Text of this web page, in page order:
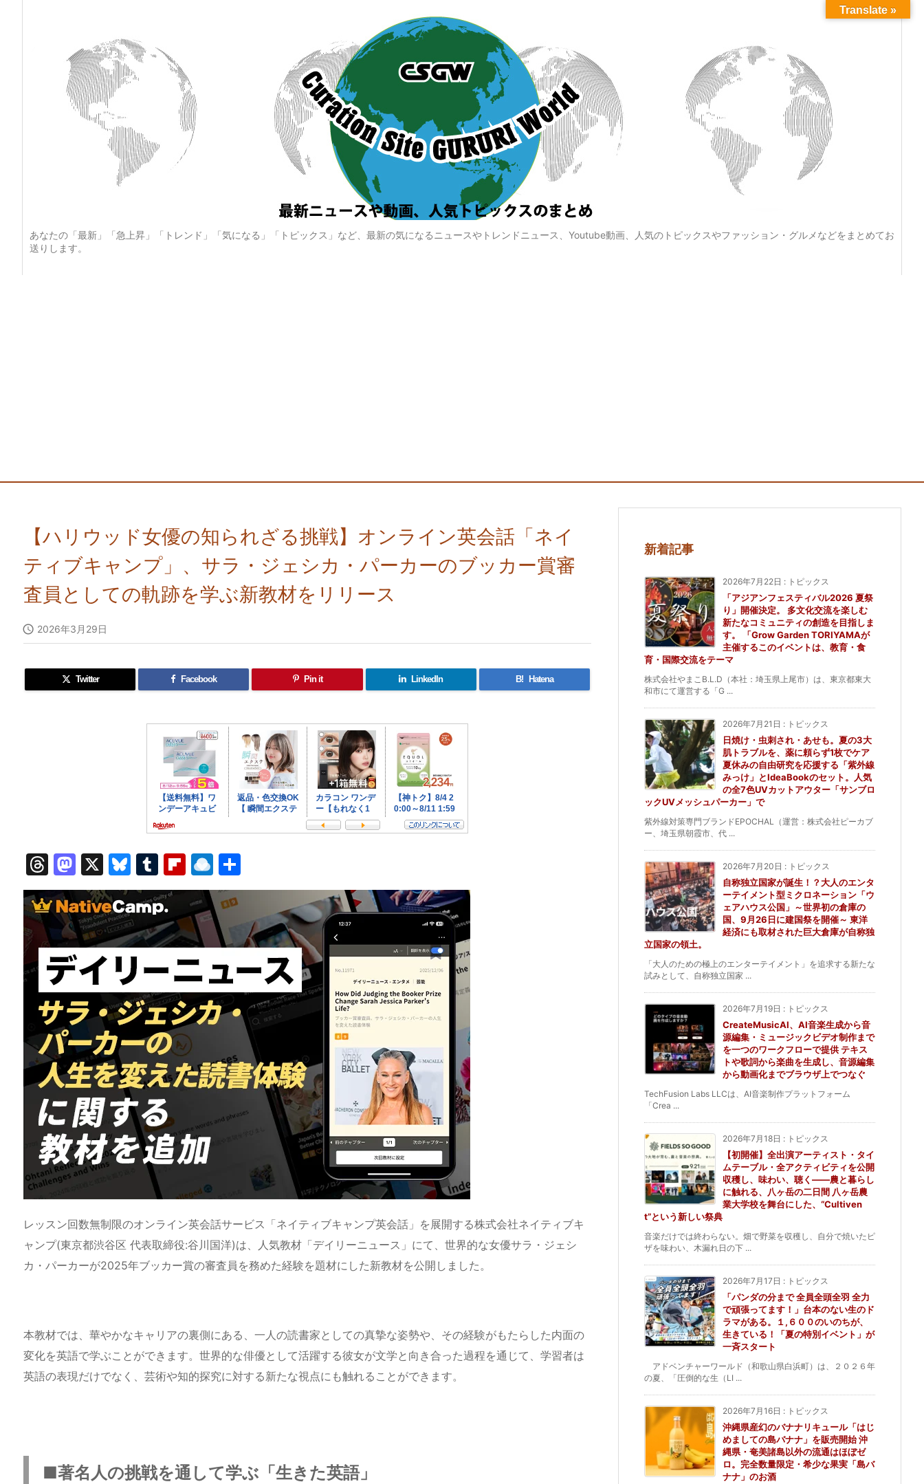
あなたの「最新」「急上昇」「トレンド」「気になる」「トピックス」など、最新の気になるニュースやトレンドニュース、Youtube動画、人気のトピックスやファッション・グルメなどをまとめてお
送りします。
【ハリウッド女優の知られざる挑戦】オンライン英会話「ネイ
ティブキャンプ」、サラ・ジェシカ・パーカーのブッカー賞審
査員としての軌跡を学ぶ新教材をリリース
 2026年3月29日
Twitter Facebook Pin it LinkedIn B! Hatena
T
hr
e
a
d
s
M
a
st
o
d
o
n
X
Bl
u
e
s
k
y
T
u
m
bl
r
Fl
ip
b
o
ar
d
R
ai
n
dr
o
p.
io
有
レッスン回数無制限のオンライン英会話サービス「ネイティブキャンプ英会話」を展開する株式会社ネイティブキ
ャンプ(東京都渋谷区 代表取締役:谷川国洋)は、人気教材「デイリーニュース」にて、世界的な女優サラ・ジェシ
カ・パーカーが2025年ブッカー賞の審査員を務めた経験を題材にした新教材を公開しました。
本教材では、華やかなキャリアの裏側にある、一人の読書家としての真摯な姿勢や、その経験がもたらした内面の
変化を英語で学ぶことができます。世界的な俳優として活躍する彼女が文学と向き合った過程を通じて、学習者は
英語の表現だけでなく、芸術や知的探究に対する新たな視点にも触れることができます。
■著名人の挑戦を通して学ぶ「生きた英語」
新着記事
2026年7月22日 : トピックス
「アジアンフェスティバル2026 夏祭
り」開催決定。 多文化交流を楽しむ
新たなコミュニティの創造を目指しま
す。 「Grow Garden TORIYAMAが
主催するこのイベントは、教育・食
育・国際交流をテーマ
株式会社やまこB.L.D（本社：埼玉県上尾市）は、東京都東大
和市にて運営する「G ...
2026年7月21日 : トピックス
日焼け・虫刺され・あせも。夏の3大
肌トラブルを、薬に頼らず1枚でケア
夏休みの自由研究を応援する「紫外線
みっけ」とIdeaBookのセット。人気
の全7色UVカットアウター「サンブロ
ックUVメッシュパーカー」で
紫外線対策専門ブランドEPOCHAL（運営：株式会社ピーカブ
ー、埼玉県朝霞市、代 ...
2026年7月20日 : トピックス
自称独立国家が誕生！？大人のエンタ
ーテイメント型ミクロネーション「ウ
ェアハウス公国」～世界初の倉庫の
国、9月26日に建国祭を開催～ 東洋
経済にも取材された巨大倉庫が自称独
立国家の領土。
「大人のための極上のエンターテイメント」を追求する新たな
試みとして、自称独立国家 ...
2026年7月19日 : トピックス
CreateMusicAI、AI音楽生成から音
源編集・ミュージックビデオ制作まで
を一つのワークフローで提供 テキス
トや歌詞から楽曲を生成し、音源編集
から動画化までブラウザ上でつなぐ
TechFusion Labs LLCは、AI音楽制作プラットフォーム
「Crea ...
2026年7月18日 : トピックス
【初開催】全出演アーティスト・タイ
ムテーブル・全アクティビティを公開
収穫し、味わい、聴く——農と暮らし
に触れる、八ヶ岳の二日間 八ヶ岳農
業大学校を舞台にした、“Cultiven
t”という新しい祭典
音楽だけでは終わらない。畑で野菜を収穫し、自分で焼いたピ
ザを味わい、木漏れ日の下 ...
2026年7月17日 : トピックス
「パンダの分まで 全員全頭全羽 全力
で頑張ってます！」台本のない生のド
ラマがある。１,６００のいのちが、
生きている！「夏の特別イベント」が
一斉スタート
アドベンチャーワールド（和歌山県白浜町）は、２０２６年
の夏、「圧倒的な生（LI ...
2026年7月16日 : トピックス
沖縄県産幻のバナナリキュール「はじ
めましての島バナナ」を販売開始 沖
縄県・奄美諸島以外の流通はほぼゼ
ロ。完全数量限定・希少な果実「島バ
ナナ」のお酒
Translate »